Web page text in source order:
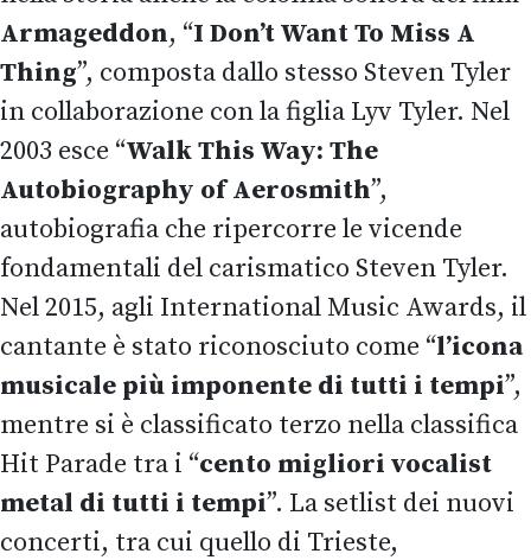
Armageddon, “I Don’t Want To Miss A
Thing”, composta dallo stesso Steven Tyler
in collaborazione con la figlia Lyv Tyler. Nel
2003 esce “Walk This Way: The
Autobiography of Aerosmith”,
autobiografia che ripercorre le vicende
fondamentali del carismatico Steven Tyler.
Nel 2015, agli International Music Awards, il
cantante è stato riconosciuto come “l’icona
musicale più imponente di tutti i tempi”,
mentre si è classificato terzo nella classifica
Hit Parade tra i “cento migliori vocalist
metal di tutti i tempi”. La setlist dei nuovi
concerti, tra cui quello di Trieste,